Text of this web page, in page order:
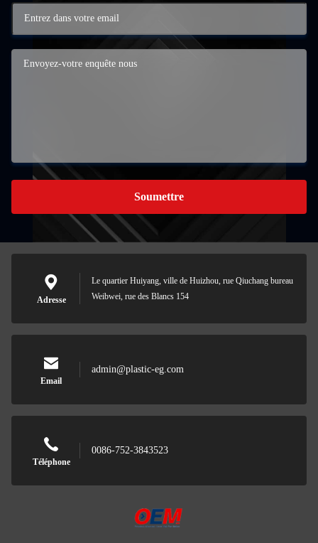
Soumettre
Adresse
Le quartier Huiyang, ville de Huizhou, rue Qiuchang bureau
Weibwei, rue des Blancs 154
Email
admin@plastic-eg.com
Téléphone
0086-752-3843523